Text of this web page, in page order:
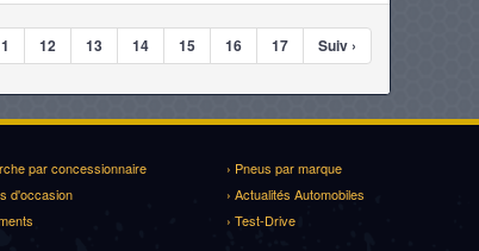
12 13 14 15 16 17 Suiv ›
par concessionnaire
› Pneus par marque
d'occasion
› Actualités Automobiles
› Test-Drive